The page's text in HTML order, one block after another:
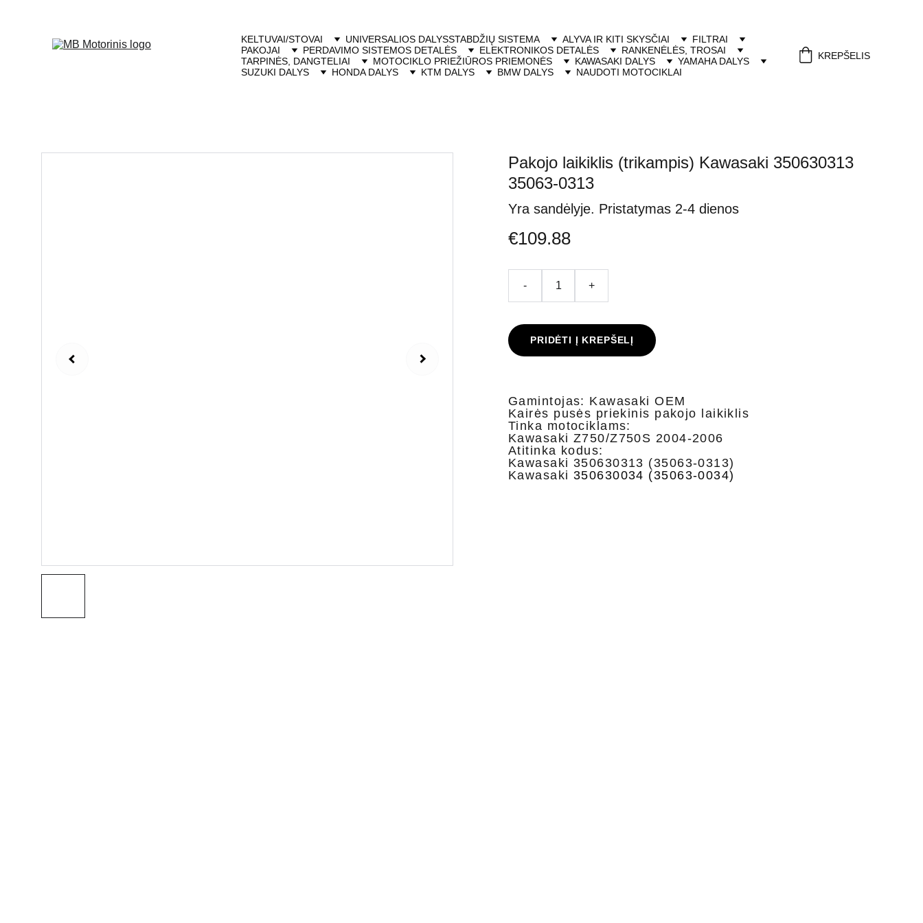
KELTUVAI/STOVAI UNIVERSALIOS DALYSSTABDŽIŲ SISTEMA ALYVA IR KITI SKYSČIAI
FILTRAI
PAKOJAI
PERDAVIMO SISTEMOS DETALĖS ELEKTRONIKOS DETALĖS
RANKENĖLĖS, TROSAI
TARPINĖS, DANGTELIAI
MOTOCIKLO PRIEŽIŪROS PRIEMONĖS KAWASAKI DALYS
YAMAHA DALYS
SUZUKI DALYS
HONDA DALYS KTM DALYS BMW DALYS NAUDOTI MOTOCIKLAI
KREPŠELIS
Pakojo laikiklis (trikampis) Kawasaki 350630313
35063-0313
Yra sandėlyje. Pristatymas 2-4 dienos
€109.88
- +
PRIDĖTI Į KREPŠELĮ
Gamintojas: Kawasaki OEM
Kairės pusės priekinis pakojo laikiklis
Tinka motociklams:
Kawasaki Z750/Z750S 2004-2006
Atitinka kodus:
Kawasaki 350630313 (35063-0313)
Kawasaki 350630034 (35063-0034)